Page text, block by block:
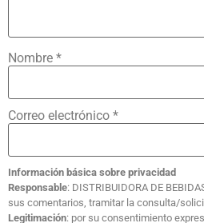
Nombre *
Correo electrónico *
Información básica sobre privacidad
Responsable: DISTRIBUIDORA DE
sus comentarios, tramitar la consulta/
Legitimación: por su consentimiento